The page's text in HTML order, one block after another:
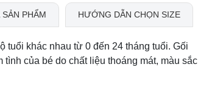
PHẨM HƯỚNG DẪN CHỌN SIZE
tuổi khác nhau từ 0 đến 24 tháng tuổi. Gối
của bé do chất liệu thoáng mát, màu sắc